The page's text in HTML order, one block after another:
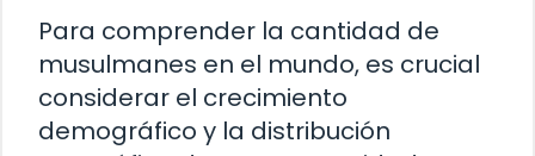
Para comprender la cantidad de
musulmanes en el mundo, es crucial
considerar el crecimiento
demográfico y la distribución